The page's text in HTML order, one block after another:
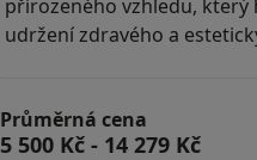
přirozeného vzhledu,
udržení zdravého a
Průměrná cena
5 500 Kč - 14 279 Kč